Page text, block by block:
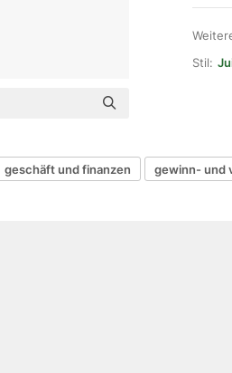
Stil:
geschäft und finanzen gewinn- und